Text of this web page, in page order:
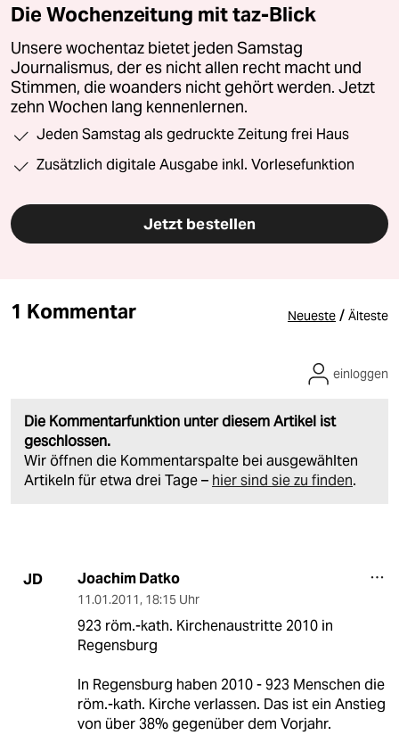
Die Wochenzeitung mit taz-Blick
Unsere wochentaz bietet jeden Samstag
Journalismus, der es nicht allen recht macht und
Stimmen, die woanders nicht gehört werden. Jetzt
zehn Wochen lang kennenlernen.
Jeden Samstag als gedruckte Zeitung frei Haus
Zusätzlich digitale Ausgabe inkl. Vorlesefunktion
Jetzt bestellen
1 Kommentar Neueste / Älteste
Die Kommentarfunktion unter diesem Artikel ist
geschlossen.
Wir öffnen die Kommentarspalte bei ausgewählten
Artikeln für etwa drei Tage – hier sind sie zu finden.
einloggen
JD Joachim Datko
11.01.2011, 18:15 Uhr
923 röm.-kath. Kirchenaustritte 2010 in
Regensburg
In Regensburg haben 2010 - 923 Menschen die
röm.-kath. Kirche verlassen. Das ist ein Anstieg
von über 38% gegenüber dem Vorjahr.